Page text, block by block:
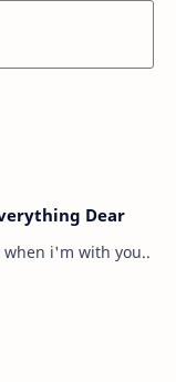
Dear